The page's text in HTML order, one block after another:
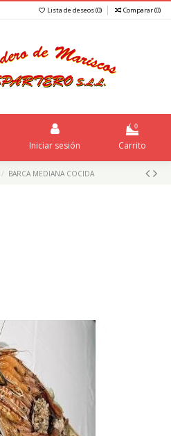
Lista de deseos (0) Comparar (0)
Iniciar sesión
0
Carrito
BARCA MEDIANA COCIDA